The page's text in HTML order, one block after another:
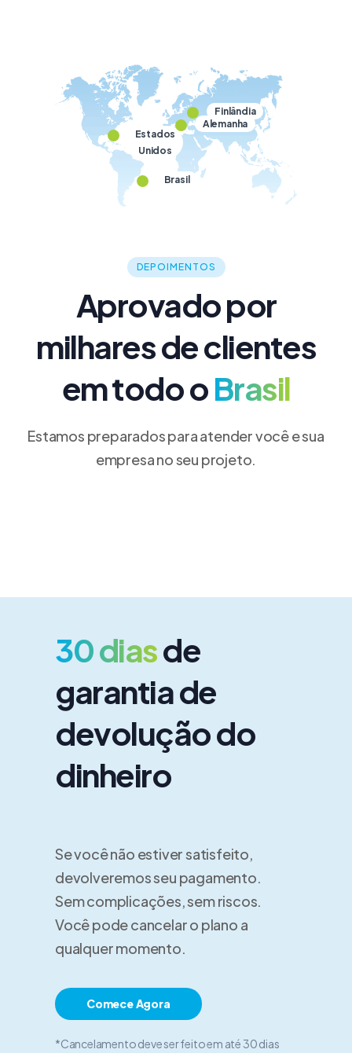
Estados
Unidos
Brasil
Alemanha
Finlândia
DEPOIMENTOS
Aprovado por
milhares de clientes
em todo oBrasil
Estamos preparados para atender você e sua
empresa no seu projeto.
30 diasde
garantia de
devolução do
dinheiro
Se você não estiver satisfeito,
devolveremos seu pagamento.
Sem complicações, sem riscos.
Você pode cancelar o plano a
qualquer momento.
Comece Agora
*Cancelamento deve ser feito em até 30 dias